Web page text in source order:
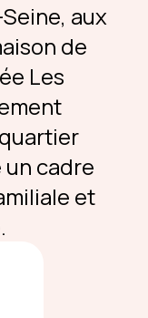
aux
de
Les
cadre
et